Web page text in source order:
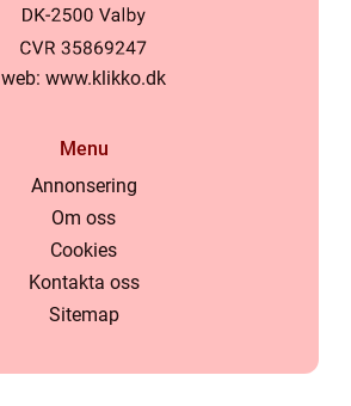
web: www.klikko.dk
Menu
Annonsering
Om oss
Cookies
Kontakta oss
Sitemap